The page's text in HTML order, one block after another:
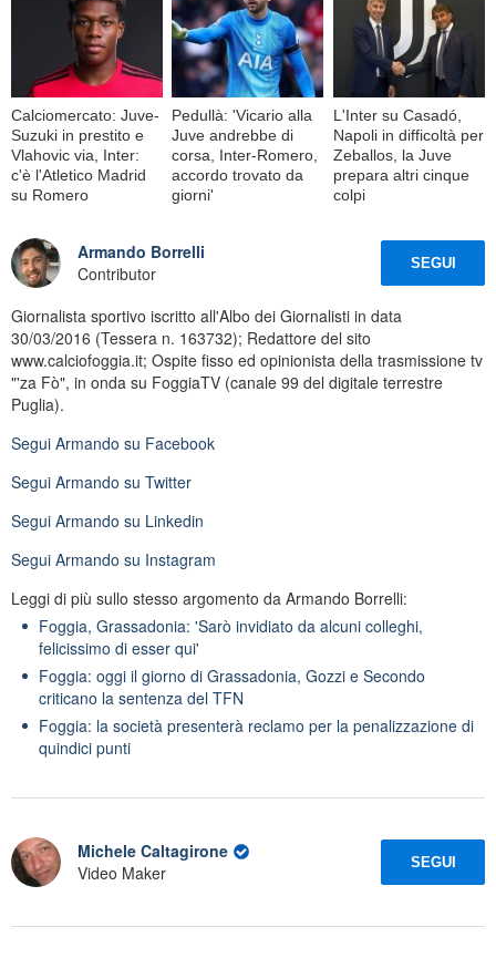
Calciomercato: Juve-
Suzuki in prestito e
Vlahovic via, Inter:
c'è l'Atletico Madrid
su Romero
Pedullà: 'Vicario alla
Juve andrebbe di
corsa, Inter-Romero,
accordo trovato da
giorni'
L'Inter su Casadó,
Napoli in difficoltà per
Zeballos, la Juve
prepara altri cinque
colpi
Armando Borrelli
Contributor
SEGUI
Giornalista sportivo iscritto all'Albo dei Giornalisti in data
30/03/2016 (Tessera n. 163732); Redattore del sito
www.calciofoggia.it; Ospite fisso ed opinionista della trasmissione tv
"'za Fò", in onda su FoggiaTV (canale 99 del digitale terrestre
Puglia).
Segui Armando su Facebook
Segui Armando su Twitter
Segui Armando su Linkedin
Segui Armando su Instagram
Leggi di più sullo stesso argomento da Armando Borrelli:
Foggia, Grassadonia: 'Sarò invidiato da alcuni colleghi,
felicissimo di esser qui'
Foggia: oggi il giorno di Grassadonia, Gozzi e Secondo
criticano la sentenza del TFN
Foggia: la società presenterà reclamo per la penalizzazione di
quindici punti
Michele Caltagirone
Video Maker
SEGUI